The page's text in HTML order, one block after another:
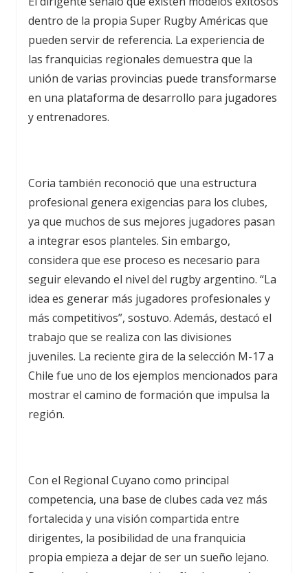
dentro de la propia Super Rugby Américas que
pueden servir de referencia. La experiencia de
las franquicias regionales demuestra que la
unión de varias provincias puede transformarse
en una plataforma de desarrollo para jugadores
y entrenadores.
Coria también reconoció que una estructura
profesional genera exigencias para los clubes,
ya que muchos de sus mejores jugadores pasan
a integrar esos planteles. Sin embargo,
considera que ese proceso es necesario para
seguir elevando el nivel del rugby argentino. “La
idea es generar más jugadores profesionales y
más competitivos”, sostuvo. Además, destacó el
trabajo que se realiza con las divisiones
juveniles. La reciente gira de la selección M-17 a
Chile fue uno de los ejemplos mencionados para
mostrar el camino de formación que impulsa la
región.
Con el Regional Cuyano como principal
competencia, una base de clubes cada vez más
fortalecida y una visión compartida entre
dirigentes, la posibilidad de una franquicia
propia empieza a dejar de ser un sueño lejano.